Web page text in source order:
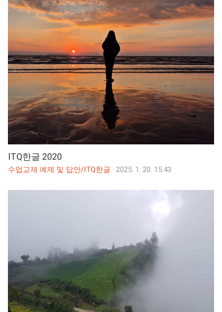
ITQ한글 2020
수업교재 예제 및 답안/ITQ한글 · 2025. 1. 20. 15:43